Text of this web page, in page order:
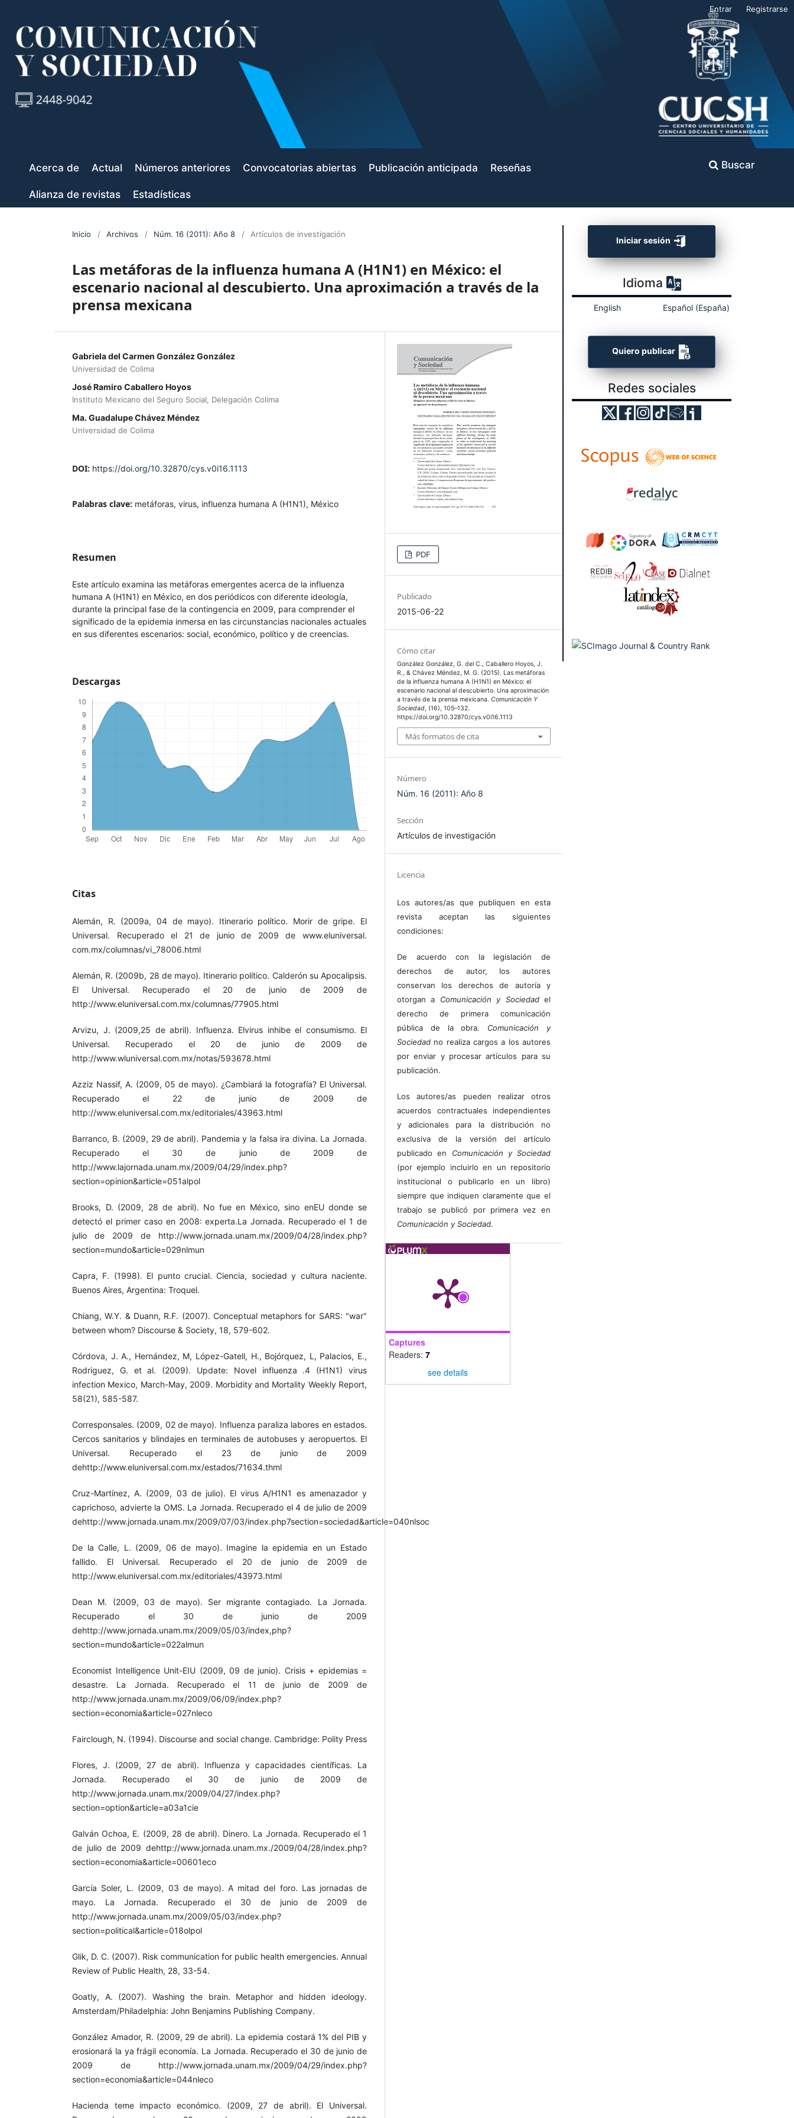
Acerca de Actual Números anteriores Convocatorias abiertas Publicación anticipada Reseñas
Alianza de revistas Estadísticas
Buscar
Entrar Registrarse
Inicio / Archivos / Núm. 16 (2011): Año 8 / Artículos de investigación
Las metáforas de la influenza humana A (H1N1) en México: el
escenario nacional al descubierto. Una aproximación a través de la
prensa mexicana
Gabriela del Carmen González González
Universidad de Colima
José Ramiro Caballero Hoyos
Instituto Mexicano del Seguro Social, Delegación Colima
Ma. Guadalupe Chávez Méndez
Universidad de Colima
DOI: https://doi.org/10.32870/cys.v0i16.1113
Palabras clave: metáforas, virus, influenza humana A (H1N1), México
Resumen
Este artículo examina las metáforas emergentes acerca de la influenza
humana A (H1N1) en México, en dos periódicos con diferente ideología,
durante la principal fase de la contingencia en 2009, para comprender el
significado de la epidemia inmersa en las circunstancias nacionales actuales
en sus diferentes escenarios: social, económico, político y de creencias.
Descargas
Citas
Alemán, R. (2009a, 04 de mayo). Itinerario político. Morir de gripe. El
Universal. Recuperado el 21 de junio de 2009 de www.eluniversal.
com.mx/columnas/vi_78006.html
Alemán, R. (2009b, 28 de mayo). Itinerario político. Calderón su Apocalipsis.
El Universal. Recuperado el 20 de junio de 2009 de
http://www.eluniversal.com.mx/columnas/77905.html
Arvizu, J. (2009,25 de abril). Influenza. Elvirus inhibe el consumismo. El
Universal. Recuperado el 20 de junio de 2009 de
http://www.wluniversal.com.mx/notas/593678.html
Azziz Nassif, A. (2009, 05 de mayo). ¿Cambiará la fotografía? El Universal.
Recuperado el 22 de junio de 2009 de
http://www.eluniversal.com.mx/editoriales/43963.html
Barranco, B. (2009, 29 de abril). Pandemia y la falsa ira divina. La Jornada.
Recuperado el 30 de junio de 2009 de
http://www.lajornada.unam.mx/2009/04/29/index.php?
section=opinion&article=051alpol
Brooks, D. (2009, 28 de abril). No fue en México, sino enEU donde se
detectó el primer caso en 2008: experta.La Jornada. Recuperado el 1 de
julio de 2009 de http://www.jornada.unam.mx/2009/04/28/index.php?
section=mundo&article=029nlmun
Capra, F. (1998). El punto crucial. Ciencia, sociedad y cultura naciente.
Buenos Aires, Argentina: Troquel.
Chiang, W.Y. & Duann, R.F. (2007). Conceptual metaphors for SARS: "war"
between whom? Discourse & Society, 18, 579-602.
Córdova, J. A., Hernández, M, López-Gatell, H., Bojórquez, L, Palacios, E.,
Rodriguez, G. et al. (2009). Update: Novel influenza .4 (H1N1) virus
infection Mexico, March-May, 2009. Morbidity and Mortality Weekly Report,
58(21), 585-587.
Corresponsales. (2009, 02 de mayo). Influenza paraliza labores en estados.
Cercos sanitarios y blindajes en terminales de autobuses y aeropuertos. El
Universal. Recuperado el 23 de junio de 2009
dehttp://www.eluniversal.com.mx/estados/71634.thml
Cruz-Martínez, A. (2009, 03 de julio). El virus A/H1N1 es amenazador y
caprichoso, advierte la OMS. La Jornada. Recuperado el 4 de julio de 2009
dehttp://www.jornada.unam.mx/2009/07/03/index.php7section=sociedad&article=040nlsoc
De la Calle, L. (2009, 06 de mayo). Imagine la epidemia en un Estado
fallido. El Universal. Recuperado el 20 de junio de 2009 de
http://www.eluniversal.com.mx/editoriales/43973.html
Dean M. (2009, 03 de mayo). Ser migrante contagiado. La Jornada.
Recuperado el 30 de junio de 2009
dehttp://www.jornada.unam.mx/2009/05/03/index,php?
section=mundo&article=022almun
Economist Intelligence Unit-EIU (2009, 09 de junio). Crisis + epidemias =
desastre. La Jornada. Recuperado el 11 de junio de 2009 de
http://www.jornada.unam.mx/2009/06/09/index.php?
section=economia&article=027nleco
Fairclough, N. (1994). Discourse and social change. Cambridge: Polity Press
Flores, J. (2009, 27 de abril). Influenza y capacidades científicas. La
Jornada. Recuperado el 30 de junio de 2009 de
http://www.jornada.unam.mx/2009/04/27/index.php?
section=option&article=a03a1cie
Galván Ochoa, E. (2009, 28 de abril). Dinero. La Jornada. Recuperado el 1
de julio de 2009 dehttp://www.jornada.unam.mx./2009/04/28/index.php?
section=economia&article=00601eco
García Soler, L. (2009, 03 de mayo). A mitad del foro. Las jornadas de
mayo. La Jornada. Recuperado el 30 de junio de 2009 de
http://www.jornada.unam.mx/2009/05/03/index.php?
section=political&article=018olpol
Glik, D. C. (2007). Risk communication for public health emergencies. Annual
Review of Public Health, 28, 33-54.
Goatly, A. (2007). Washing the brain. Metaphor and hidden ideology.
Amsterdam/Philadelphia: John Benjamins Publishing Company.
González Amador, R. (2009, 29 de abril). La epidemia costará 1% del PIB y
erosionará la ya frágil economía. La Jornada. Recuperado el 30 de junio de
2009 de http://www.jornada.unam.mx/2009/04/29/index.php?
section=economia&article=044nleco
Hacienda teme impacto económico. (2009, 27 de abril). El Universal.
PDF
Publicado
2015-06-22
Cómo citar
González González, G. del C., Caballero Hoyos, J.
R., & Chávez Méndez, M. G. (2015). Las metáforas
de la influenza humana A (H1N1) en México: el
escenario nacional al descubierto. Una aproximación
a través de la prensa mexicana.Comunicación Y
Sociedad, (16), 105–132.
https://doi.org/10.32870/cys.v0i16.1113
Más formatos de cita
Número
Núm. 16 (2011): Año 8
Sección
Artículos de investigación
Licencia
Los autores/as que publiquen en esta
revista aceptan las siguientes
condiciones:
De acuerdo con la legislación de
derechos de autor, los autores
conservan los derechos de autoría y
otorgan a Comunicación y Sociedadel
derecho de primera comunicación
pública de la obra. Comunicación y
Sociedad no realiza cargos a los autores
por enviar y procesar artículos para su
publicación.
Los autores/as pueden realizar otros
acuerdos contractuales independientes
y adicionales para la distribución no
exclusiva de la versión del artículo
publicado en Comunicación y Sociedad
(por ejemplo incluirlo en un repositorio
institucional o publicarlo en un libro)
siempre que indiquen claramente que el
trabajo se publicó por primera vez en
Comunicación y Sociedad.
Captures
Readers: 7
see details
Iniciar sesión
Idioma
English Español (España)
Quiero publicar
Redes sociales